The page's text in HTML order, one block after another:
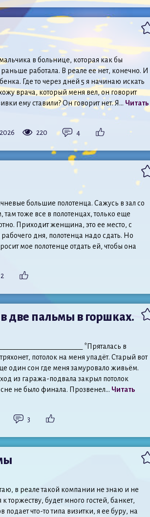
в больнице, которая как бы
работала. В реале ее нет, конечно. И
Где то через дней 5 я начинаю искать
врача, который меня вел, он говорит
ему ставили? Он говорит нет. Я... Читать
220 4
большие полотенца. Сажусь в зал со
тоже все в полотенцах, только еще
Приходит женщина, это ее место, с
дня, полотенца надо сдать. Но
мое полотенце отдать ей, чтобы она
2
две пальмы в горшках.
*Пряталась в
потолок на меня упадёт. Старый вот
один сон где меня замуровало живьём.
из гаража-подвала закрыл потолок
сне не было финала. Прозвенел... Читать
3
в реале такой компании не знаю и не
торжеству, будет много гостей, банкет,
что-то типа визитки, я ее буру, на